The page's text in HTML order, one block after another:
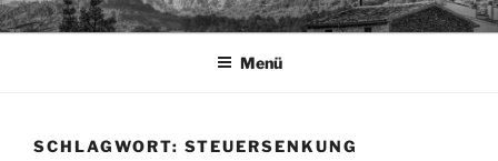
Zum
InhaltTAPIA.DE
Sprachen für das Leben
Menü
SCHLAGWORT: STEUERSENKUNG